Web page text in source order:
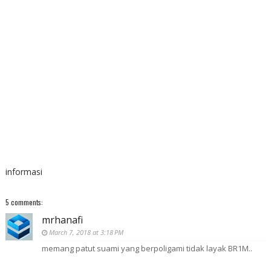
informasi
5 comments:
mrhanafi
March 7, 2018 at 3:18 PM
memang patut suami yang berpoligami tidak layak BR1M..